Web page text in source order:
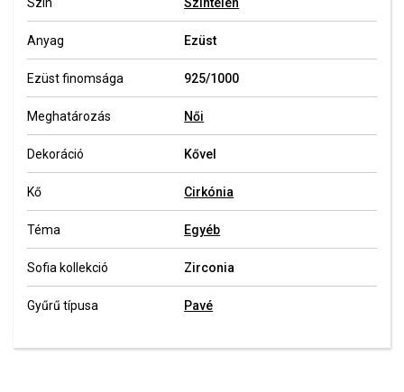
Anyag Ezüst
Ezüst finomsága 925/1000
Meghatározás Női
Dekoráció Kővel
Kő Cirkónia
Téma Egyéb
Sofia kollekció Zirconia
Gyűrű típusa Pavé